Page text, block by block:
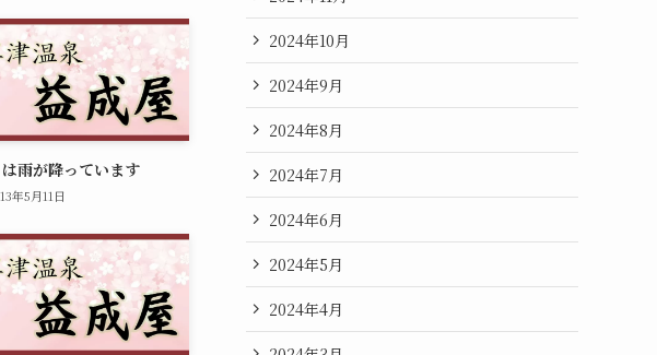
雨が降っています
年5月11日
2024年10月
2024年9月
2024年8月
2024年7月
2024年6月
2024年5月
2024年4月